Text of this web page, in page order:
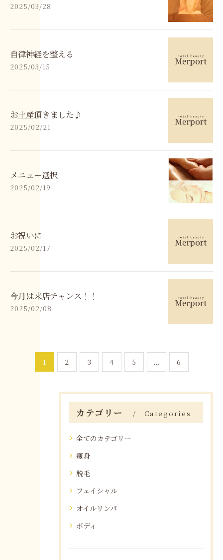
2025/03/28
自律神経を整える
2025/03/15
お土産頂きました♪
2025/02/21
メニュー選択
2025/02/19
お祝いに
2025/02/17
今月は来店チャンス！！
2025/02/08
1 2 3 4 5 ... 6
カテゴリー Categories
全てのカテゴリー
痩身
脱毛
フェイシャル
オイルリンパ
ボディ